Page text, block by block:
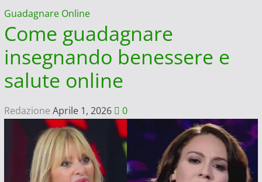
Guadagnare Online
Come guadagnare
insegnando benessere e
salute online
Redazione Aprile 1, 2026 0